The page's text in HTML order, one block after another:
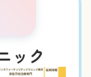
ック